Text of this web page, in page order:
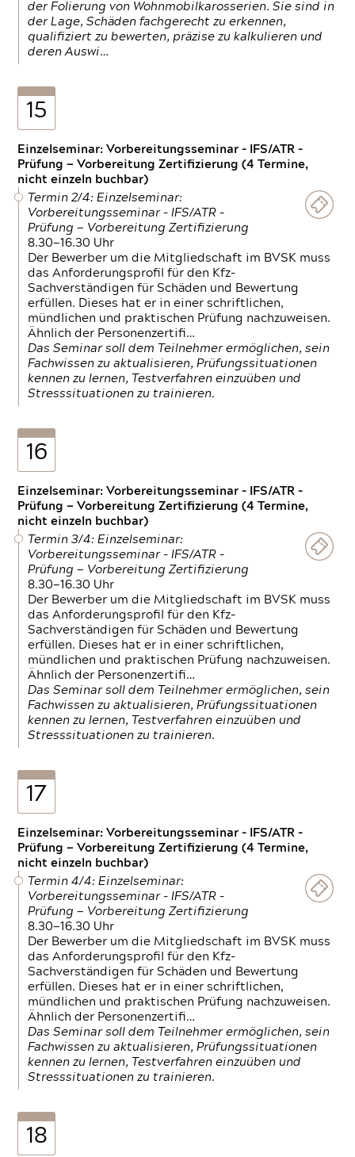
der Folierung von Wohnmobilkarosserien. Sie sind in
der Lage, Schäden fachgerecht zu erkennen,
qualifiziert zu bewerten, präzise zu kalkulieren und
deren Auswi…
15
Einzelseminar: Vorbereitungsseminar - IFS/ATR -
Prüfung — Vorbereitung Zertifizierung (4 Termine,
nicht einzeln buchbar)
Termin 2/4: Einzelseminar:
Vorbereitungsseminar - IFS/ATR -
Prüfung — Vorbereitung Zertifizierung
8.30—16.30 Uhr
Der Bewerber um die Mitgliedschaft im BVSK muss
das Anforderungsprofil für den Kfz-
Sachverständigen für Schäden und Bewertung
erfüllen. Dieses hat er in einer schriftlichen,
mündlichen und praktischen Prüfung nachzuweisen.
Ähnlich der Personenzertifi…
Das Seminar soll dem Teilnehmer ermöglichen, sein
Fachwissen zu aktualisieren, Prüfungssituationen
kennen zu lernen, Testverfahren einzuüben und
Stresssituationen zu trainieren.
16
Einzelseminar: Vorbereitungsseminar - IFS/ATR -
Prüfung — Vorbereitung Zertifizierung (4 Termine,
nicht einzeln buchbar)
Termin 3/4: Einzelseminar:
Vorbereitungsseminar - IFS/ATR -
Prüfung — Vorbereitung Zertifizierung
8.30—16.30 Uhr
Der Bewerber um die Mitgliedschaft im BVSK muss
das Anforderungsprofil für den Kfz-
Sachverständigen für Schäden und Bewertung
erfüllen. Dieses hat er in einer schriftlichen,
mündlichen und praktischen Prüfung nachzuweisen.
Ähnlich der Personenzertifi…
Das Seminar soll dem Teilnehmer ermöglichen, sein
Fachwissen zu aktualisieren, Prüfungssituationen
kennen zu lernen, Testverfahren einzuüben und
Stresssituationen zu trainieren.
17
Einzelseminar: Vorbereitungsseminar - IFS/ATR -
Prüfung — Vorbereitung Zertifizierung (4 Termine,
nicht einzeln buchbar)
Termin 4/4: Einzelseminar:
Vorbereitungsseminar - IFS/ATR -
Prüfung — Vorbereitung Zertifizierung
8.30—16.30 Uhr
Der Bewerber um die Mitgliedschaft im BVSK muss
das Anforderungsprofil für den Kfz-
Sachverständigen für Schäden und Bewertung
erfüllen. Dieses hat er in einer schriftlichen,
mündlichen und praktischen Prüfung nachzuweisen.
Ähnlich der Personenzertifi…
Das Seminar soll dem Teilnehmer ermöglichen, sein
Fachwissen zu aktualisieren, Prüfungssituationen
kennen zu lernen, Testverfahren einzuüben und
Stresssituationen zu trainieren.
18